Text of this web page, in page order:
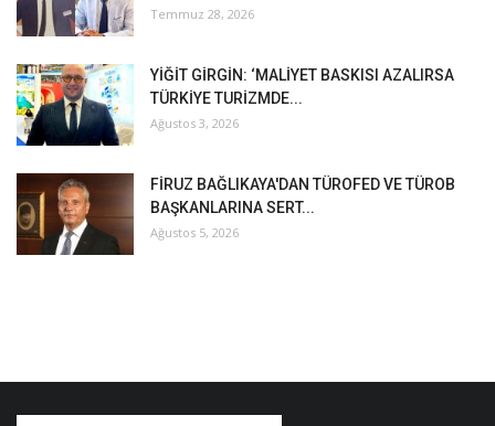
Temmuz 28, 2026
YİĞİT GİRGİN: ‘MALİYET BASKISI AZALIRSA
TÜRKİYE TURİZMDE...
Ağustos 3, 2026
FİRUZ BAĞLIKAYA'DAN TÜROFED VE TÜROB
BAŞKANLARINA SERT...
Ağustos 5, 2026